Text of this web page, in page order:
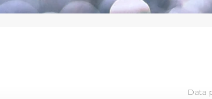
Data